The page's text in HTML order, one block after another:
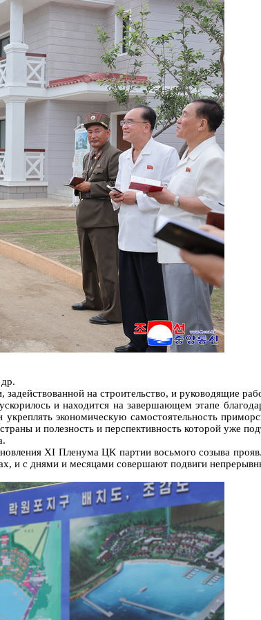
на строительство, и руководящие
и находится на завершающем этапе
экономическую самостоятельность
и полезность и перспективность которой уже
XI Пленума ЦК партии восьмого созыва
и с днями и месяцами совершают подвиги